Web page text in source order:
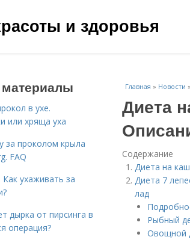
и здоровья
Главная » Новости »
Диета
Содержание
Диета на
Диета 7
лад
Рыбный
Овощной
в ухе.
или хряща уха
за проколом крыла
FAQ
Как ухаживать за
дырка от пирсинга в
операция?